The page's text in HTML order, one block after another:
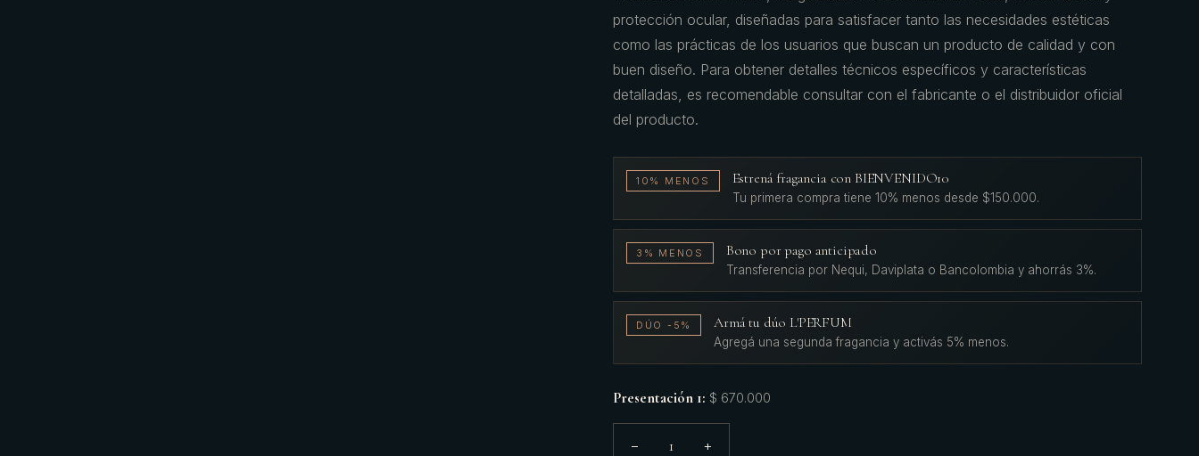
protección ocular, diseñadas para satisfacer tanto las necesidades estéticas
como las prácticas de los usuarios que buscan un producto de calidad y con
buen diseño. Para obtener detalles técnicos específicos y características
detalladas, es recomendable consultar con el fabricante o el distribuidor oficial
del producto.
10% MENOS Estrená fragancia con BIENVENIDO10
Tu primera compra tiene 10% menos desde $150.000.
3% MENOS Bono por pago anticipado
Transferencia por Nequi, Daviplata o Bancolombia y ahorrás 3%.
DÚO -5% Armá tu dúo L'PERFUM
Agregá una segunda fragancia y activás 5% menos.
Presentación 1: $ 670.000
− 1 +